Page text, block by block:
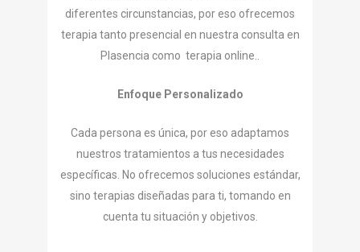
diferentes circunstancias, por eso ofrecemos
terapia tanto presencial en nuestra consulta en
Plasencia como terapia online..
Enfoque Personalizado
Cada persona es única, por eso adaptamos
nuestros tratamientos a tus necesidades
específicas. No ofrecemos soluciones estándar,
sino terapias diseñadas para ti, tomando en
cuenta tu situación y objetivos.